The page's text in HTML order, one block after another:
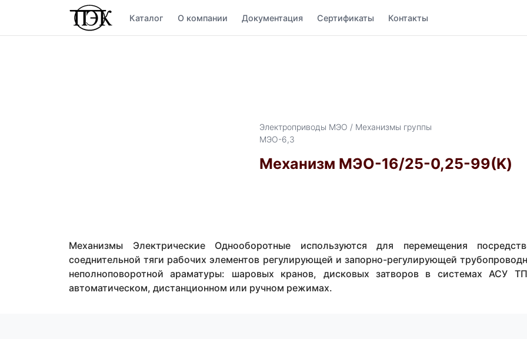
Каталог О компании Документация Сертификаты Контакты
Электроприводы МЭО / Механизмы группы
МЭО-6,3
Механизм МЭО-16/25-0,25-99(K)
Механизмы Электрические Однооборотные используются для перемещения
соеднительной тяги рабочих элементов регулирующей и запорно-регулирующей
неполноповоротной араматуры: шаровых кранов, дисковых затворов в системах АСУ
автоматическом, дистанционном или ручном режимах.